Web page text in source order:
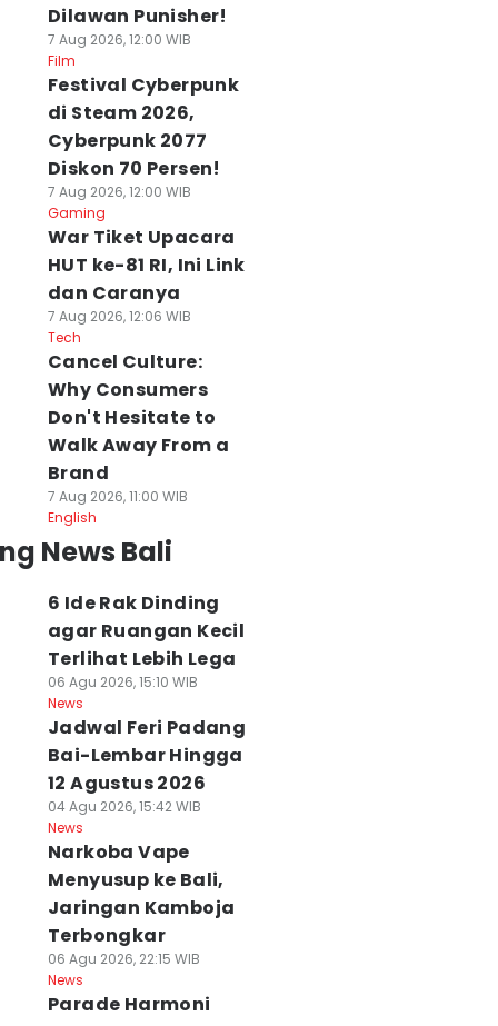
Dilawan Punisher!
7 Aug 2026, 12:00 WIB
Film
Festival Cyberpunk
di Steam 2026,
Cyberpunk 2077
Diskon 70 Persen!
7 Aug 2026, 12:00 WIB
Gaming
War Tiket Upacara
HUT ke-81 RI, Ini Link
dan Caranya
7 Aug 2026, 12:06 WIB
Tech
Cancel Culture:
Why Consumers
Don't Hesitate to
Walk Away From a
Brand
7 Aug 2026, 11:00 WIB
English
News Bali
6 Ide Rak Dinding
agar Ruangan Kecil
Terlihat Lebih Lega
06 Agu 2026, 15:10 WIB
News
Jadwal Feri Padang
Bai-Lembar Hingga
12 Agustus 2026
04 Agu 2026, 15:42 WIB
News
Narkoba Vape
Menyusup ke Bali,
Jaringan Kamboja
Terbongkar
06 Agu 2026, 22:15 WIB
News
Parade Harmoni